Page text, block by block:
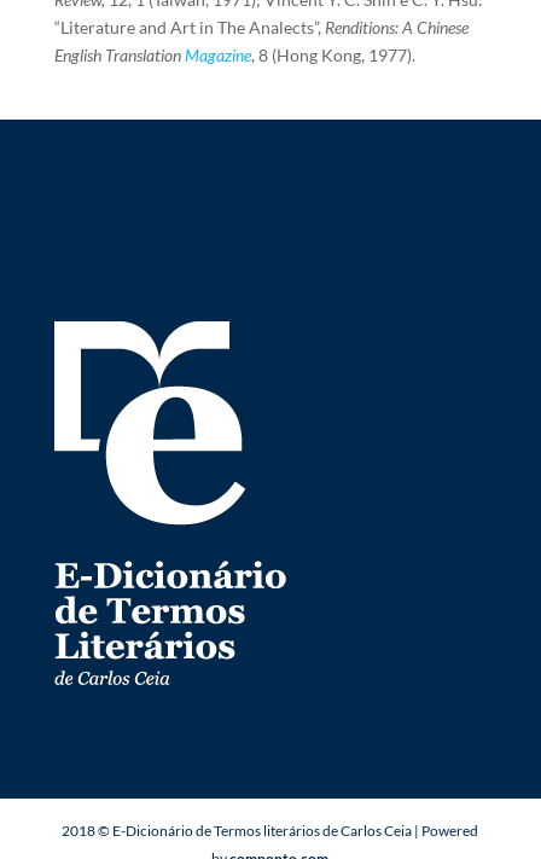
“Literature and Art in The Analects”, Renditions: A Chinese
English TranslationMagazine, 8 (Hong Kong, 1977).
2018 © E-Dicionário de Termos literários de Carlos Ceia | Powered